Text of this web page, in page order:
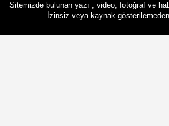
Sitemizde bulunan yazı , video, fotoğraf ve
İzinsiz veya kaynak